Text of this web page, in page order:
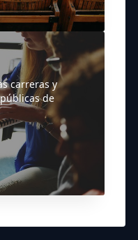
carreras y
de